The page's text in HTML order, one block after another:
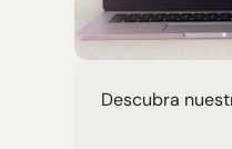
Descubra